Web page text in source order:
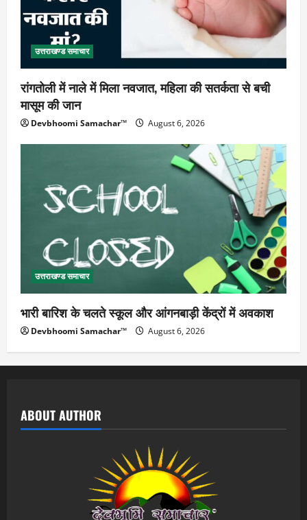
उत्तराखण्ड समाचार
रांगतोली में नाले में मिला नवजात, महिला की सतर्कता से बची
मासूम की जान
Devbhoomi Samachar™ August 6, 2026
उत्तराखण्ड समाचार
भारी बारिश के चलते स्कूल और आंगनबाड़ी केंद्रों में अवकाश
Devbhoomi Samachar™ August 6, 2026
ABOUT AUTHOR